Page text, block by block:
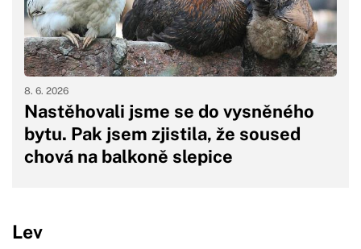
Nastěhovali jsme se do vysněného
bytu. Pak jsem zjistila, že soused
chová na balkoně slepice
8. 6. 2026
Lev